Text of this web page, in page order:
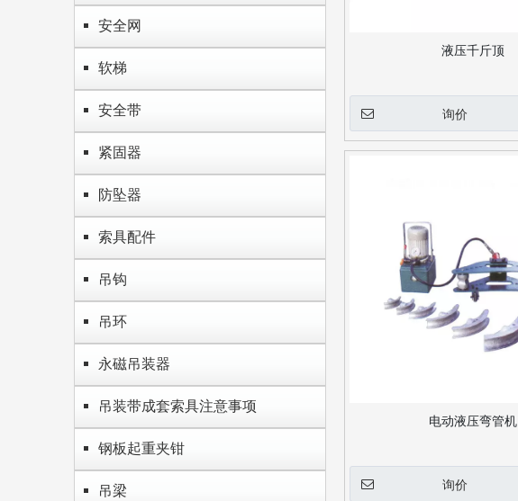
安全网
软梯
安全带
紧固器
防坠器
索具配件
吊钩
吊环
永磁吊装器
吊装带成套索具注意事项
钢板起重夹钳
吊梁
液压千斤顶
询价
电动液压弯管机
询价